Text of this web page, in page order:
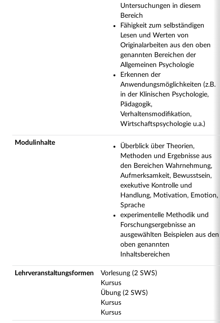
Untersuchungen in diesem
Bereich
Fähigkeit zum selbständigen
Lesen und Werten von
Originalarbeiten aus den oben
genannten Bereichen der
Allgemeinen Psychologie
Erkennen der
Anwendungsmöglichkeiten (z.B.
in der Klinischen Psychologie,
Pädagogik,
Verhaltensmodifikation,
Wirtschaftspsychologie u.a.)
Modulinhalte
Überblick über Theorien,
Methoden und Ergebnisse aus
den Bereichen Wahrnehmung,
Aufmerksamkeit, Bewusstsein,
exekutive Kontrolle und
Handlung, Motivation, Emotion,
Sprache
experimentelle Methodik und
Forschungsergebnisse an
ausgewählten Beispielen aus den
oben genannten
Inhaltsbereichen
Lehrveranstaltungsformen
Vorlesung (2 SWS)
Kursus
Übung (2 SWS)
Kursus
Kursus